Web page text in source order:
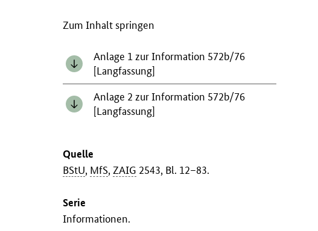
Zum Inhalt springen
Anlage 1 zur Information 572b/76
[Langfassung]
Anlage 2 zur Information 572b/76
[Langfassung]
Quelle
BStU, MfS,ZAIG 2543, Bl. 12–83.
Serie
Informationen.